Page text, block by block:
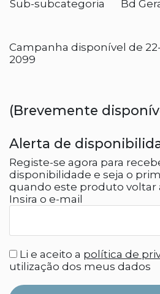
Sub-subcategoria Bd
Campanha disponível de 22-
2099
(Brevemente
Alerta de
Registe-se agora para
disponibilidade e seja o
quando este produto voltar
Insira o e-mail
Li e aceito a política de
utilização dos meus dados